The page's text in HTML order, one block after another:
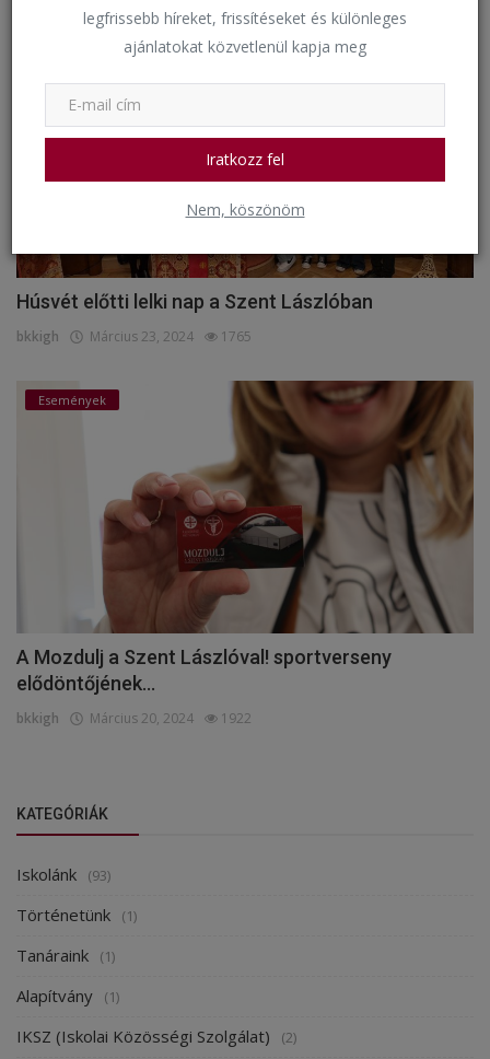
legfrissebb híreket, frissítéseket és különleges
ajánlatokat közvetlenül kapja meg
Iratkozz fel
Nem, köszönöm
Iskolai egyházi események
Húsvét előtti lelki nap a Szent Lászlóban
bkkigh Március 23, 2024 1765
Események
A Mozdulj a Szent Lászlóval! sportverseny
elődöntőjének...
bkkigh Március 20, 2024 1922
KATEGÓRIÁK
Iskolánk (93)
Történetünk (1)
Tanáraink (1)
Alapítvány (1)
IKSZ (Iskolai Közösségi Szolgálat) (2)